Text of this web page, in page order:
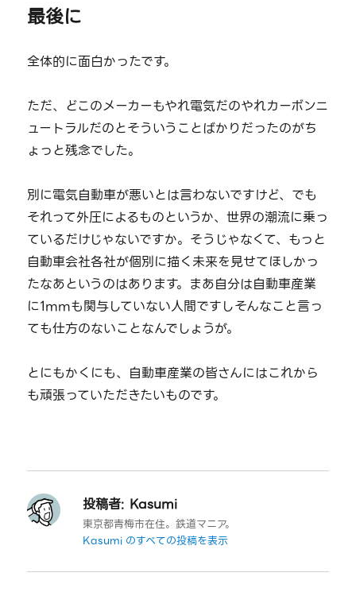
最後に
全体的に面白かったです。
ただ、どこのメーカーもやれ電気だのやれカーボンニ
ュートラルだのとそういうことばかりだったのがち
ょっと残念でした。
別に電気自動車が悪いとは言わないですけど、でも
それって外圧によるものというか、世界の潮流に乗っ
ているだけじゃないですか。そうじゃなくて、もっと
自動車会社各社が個別に描く未来を見せてほしかっ
たなあというのはあります。まあ自分は自動車産業
に1mmも関与していない人間ですしそんなこと言っ
ても仕方のないことなんでしょうが。
とにもかくにも、自動車産業の皆さんにはこれから
も頑張っていただきたいものです。
投稿者: Kasumi
東京都青梅市在住。鉄道マニア。
Kasumi のすべての投稿を表示